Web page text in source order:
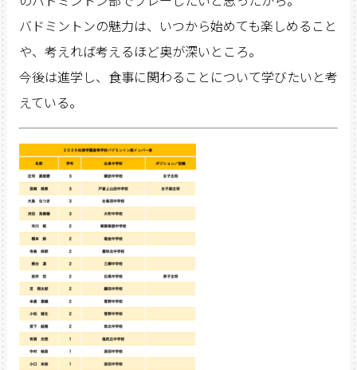
バドミントンの魅力は、いつから始めても楽しめること
や、考えれば考えるほど奥が深いところ。
今後は進学し、食事に関わることについて学びたいと考
えている。